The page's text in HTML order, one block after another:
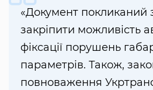
«Документ покликаний
закріпити можливість
фіксації порушень
параметрів. Також,
повноваження